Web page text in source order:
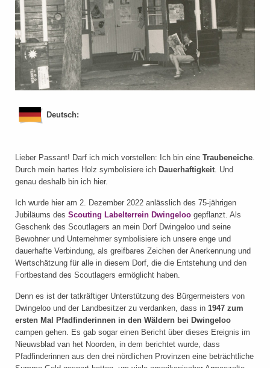
Deutsch:
Lieber Passant! Darf ich mich vorstellen: Ich bin eine Traubeneiche.
Durch mein hartes Holz symbolisiere ich Dauerhaftigkeit. Und
genau deshalb bin ich hier.
Ich wurde hier am 2. Dezember 2022 anlässlich des 75-jährigen
Jubiläums des Scouting Labelterrein Dwingeloo gepflanzt. Als
Geschenk des Scoutlagers an mein Dorf Dwingeloo und seine
Bewohner und Unternehmer symbolisiere ich unsere enge und
dauerhafte Verbindung, als greifbares Zeichen der Anerkennung und
Wertschätzung für alle in diesem Dorf, die die Entstehung und den
Fortbestand des Scoutlagers ermöglicht haben.
Denn es ist der tatkräftiger Unterstützung des Bürgermeisters von
Dwingeloo und der Landbesitzer zu verdanken, dass in 1947 zum
ersten Mal Pfadfinderinnen in den Wäldern bei Dwingeloo
campen gehen. Es gab sogar einen Bericht über dieses Ereignis im
Nieuwsblad van het Noorden, in dem berichtet wurde, dass
Pfadfinderinnen aus den drei nördlichen Provinzen eine beträchtliche